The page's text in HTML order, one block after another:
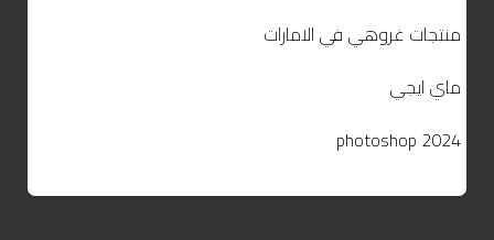
منتجات غروهي في الامارات
ماي ايجي
photoshop 2024